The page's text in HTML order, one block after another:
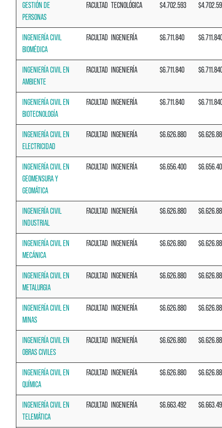
GESTIÓN DE
PERSONAS
FACULTAD TECNOLÓGICA $4.702.593
INGENIERÍA CIVIL
BIOMÉDICA
FACULTAD INGENIERÍA $6.711.840
INGENIERÍA CIVIL EN
AMBIENTE
FACULTAD INGENIERÍA $6.711.840
INGENIERÍA CIVIL EN
BIOTECNOLOGÍA
FACULTAD INGENIERÍA $6.711.840
INGENIERÍA CIVIL EN
ELECTRICIDAD
FACULTAD INGENIERÍA $6.626.880
INGENIERÍA CIVIL EN
GEOMENSURA Y
GEOMÁTICA
FACULTAD INGENIERÍA $6.656.400
INGENIERÍA CIVIL
INDUSTRIAL
FACULTAD INGENIERÍA $6.626.880
INGENIERÍA CIVIL EN
MECÁNICA
FACULTAD INGENIERÍA $6.626.880
INGENIERÍA CIVIL EN
METALURGIA
FACULTAD INGENIERÍA $6.626.880
INGENIERÍA CIVIL EN
MINAS
FACULTAD INGENIERÍA $6.626.880
INGENIERÍA CIVIL EN
OBRAS CIVILES
FACULTAD INGENIERÍA $6.626.880
INGENIERÍA CIVIL EN
QUÍMICA
FACULTAD INGENIERÍA $6.626.880
INGENIERÍA CIVIL EN
TELEMÁTICA
FACULTAD INGENIERÍA $6.663.492